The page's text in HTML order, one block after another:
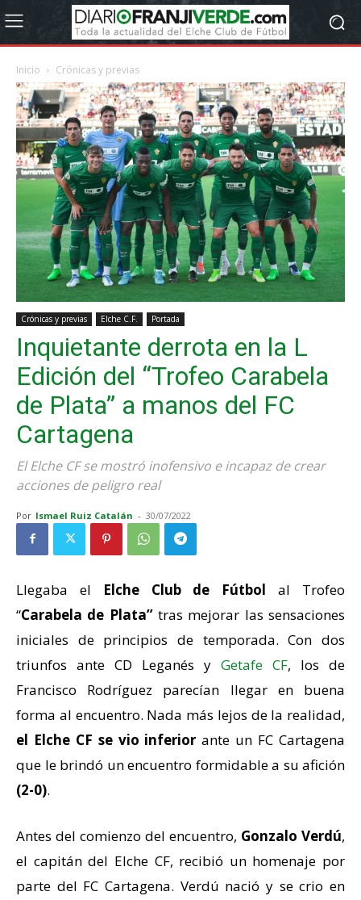
Inicio Crónicas y previas
Crónicas y previas Elche C.F. Portada
Inquietante derrota en la L
Edición del “Trofeo Carabela
de Plata” a manos del FC
Cartagena
El Elche CF se mostró inofensivo e incapaz de crear
acciones de peligro real
Por Ismael Ruiz Catalán - 30/07/2022
Llegaba el Elche Club de Fútbol al Trofeo
“Carabela de Plata”tras mejorar las sensaciones
iniciales de principios de temporada. Con dos
triunfos ante CD Leganés y Getafe CF, los de
Francisco Rodríguez parecían llegar en buena
forma al encuentro. Nada más lejos de la realidad,
el Elche CF se vio inferior ante un FC Cartagena
que le brindó un encuentro formidable a su afición
(2-0).
Antes del comienzo del encuentro, Gonzalo Verdú,
el capitán del Elche CF, recibió un homenaje por
parte del FC Cartagena. Verdú nació y se crio en